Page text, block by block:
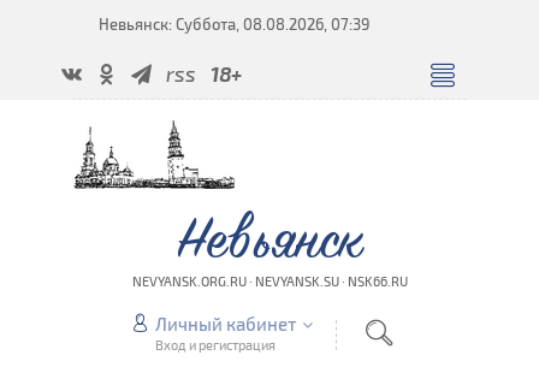
Невьянск: Суббота, 08.08.2026, 07:39
rss 18+
Невьянск
NEVYANSK.ORG.RU · NEVYANSK.SU · NSK66.RU
Личный кабинет
Вход и регистрация